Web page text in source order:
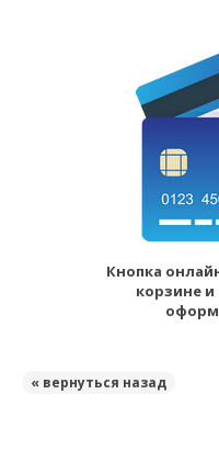
Кнопка
корзине и
« вернуться назад